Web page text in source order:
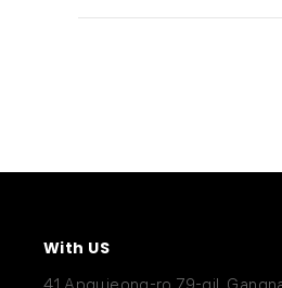
With US
41 Apgujeong-ro 79-gil,